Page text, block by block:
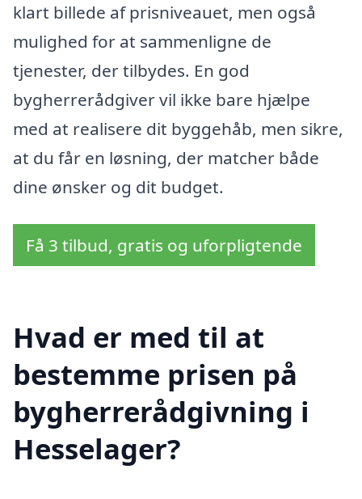
klart billede af prisniveauet, men også
mulighed for at sammenligne de
tjenester, der tilbydes. En god
bygherrerådgiver vil ikke bare hjælpe
med at realisere dit byggehåb, men sikre,
at du får en løsning, der matcher både
dine ønsker og dit budget.
Få 3 tilbud, gratis og uforpligtende
Hvad er med til at
bestemme prisen på
bygherrerådgivning i
Hesselager?